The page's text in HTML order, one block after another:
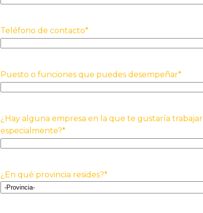
Teléfono de contacto*
Puesto o funciones que puedes desempeñar*
¿Hay alguna empresa en la que te gustaría trabajar
especialmente?*
¿En qué provincia resides?*